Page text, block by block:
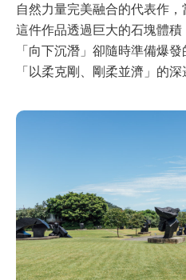
自然力量完美融合的代表作，
這件作品透過巨大的石塊體
「向下沉潛」卻隨時準備爆
「以柔克剛、剛柔並濟」的深